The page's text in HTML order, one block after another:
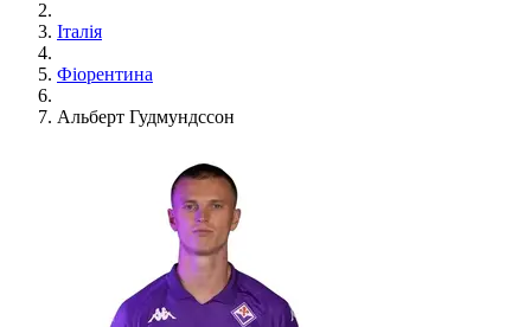
Італія
Фіорентина
Альберт Гудмундссон